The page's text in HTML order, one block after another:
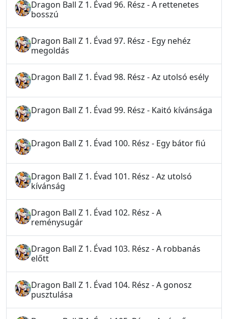
Dragon Ball Z 1. Évad 96. Rész - A rettenetes
bosszú
Dragon Ball Z 1. Évad 97. Rész - Egy nehéz
megoldás
Dragon Ball Z 1. Évad 98. Rész - Az utolsó esély
Dragon Ball Z 1. Évad 99. Rész - Kaitó kívánsága
Dragon Ball Z 1. Évad 100. Rész - Egy bátor fiú
Dragon Ball Z 1. Évad 101. Rész - Az utolsó
kívánság
Dragon Ball Z 1. Évad 102. Rész - A
reménysugár
Dragon Ball Z 1. Évad 103. Rész - A robbanás
előtt
Dragon Ball Z 1. Évad 104. Rész - A gonosz
pusztulása